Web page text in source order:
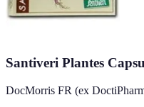
Santiveri Plantes
DocMorris FR (ex